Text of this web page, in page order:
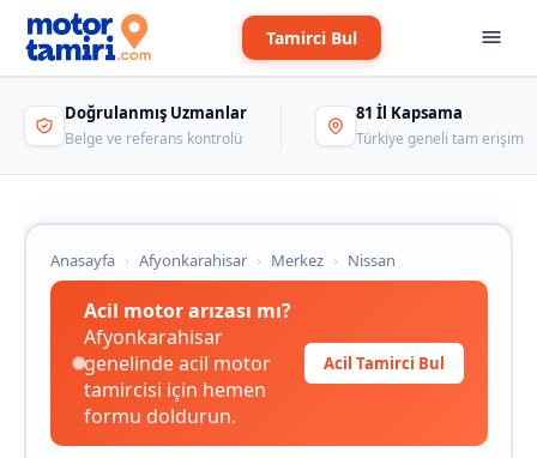
Tamirci Bul
Doğrulanmış Uzmanlar
Belge ve referans kontrolü
81 İl Kapsama
Türkiye geneli tam erişim
Anasayfa › Afyonkarahisar › Merkez › Nissan
Acil motor arızası mı?
Afyonkarahisar
genelinde acil motor
tamircisi için hemen
formu doldurun.
Acil Tamirci Bul